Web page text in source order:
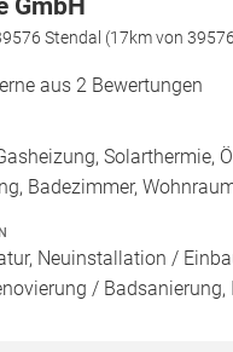
GmbH
Stendal (17km von
aus 2 Bewertungen
Solarthermie,
Badezimmer,
Neuinstallation /
/